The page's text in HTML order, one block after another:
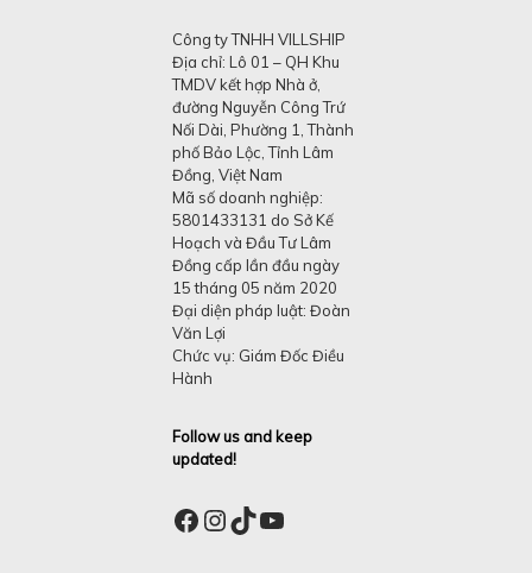
Công ty TNHH VILLSHIP
Địa chỉ: Lô 01 – QH Khu
TMDV kết hợp Nhà ở,
đường Nguyễn Công Trứ
Nối Dài, Phường 1, Thành
phố Bảo Lộc, Tỉnh Lâm
Đồng, Việt Nam
Mã số doanh nghiệp:
5801433131 do Sở Kế
Hoạch và Đầu Tư Lâm
Đồng cấp lần đầu ngày
15 tháng 05 năm 2020
Đại diện pháp luật: Đoàn
Văn Lợi
Chức vụ: Giám Đốc Điều
Hành
Follow us and keep
updated!
Facebook
Instagram
TikTok
YouTube